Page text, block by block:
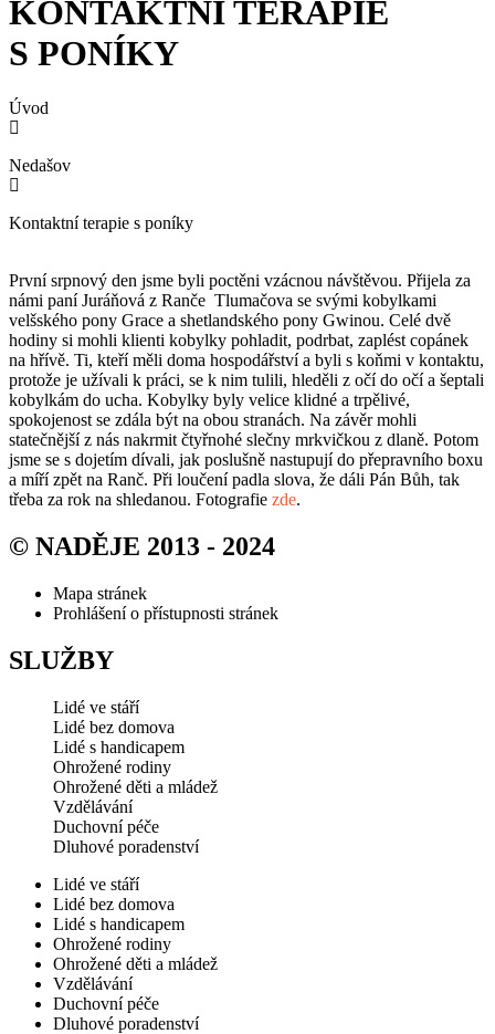
KONTAKTNÍ TERAPIE
S PONÍKY
Úvod
Nedašov
Kontaktní terapie s poníky
První srpnový den jsme byli poctěni vzácnou návštěvou. Přijela za
námi paní Juráňová z Ranče Tlumačova se svými kobylkami
velšského pony Grace a shetlandského pony Gwinou. Celé dvě
hodiny si mohli klienti kobylky pohladit, podrbat, zaplést copánek
na hřívě. Ti, kteří měli doma hospodářství a byli s koňmi v kontaktu,
protože je užívali k práci, se k nim tulili, hleděli z očí do očí a šeptali
kobylkám do ucha. Kobylky byly velice klidné a trpělivé,
spokojenost se zdála být na obou stranách. Na závěr mohli
statečnější z nás nakrmit čtyřnohé slečny mrkvičkou z dlaně. Potom
jsme se s dojetím dívali, jak poslušně nastupují do přepravního boxu
a míří zpět na Ranč. Při loučení padla slova, že dáli Pán Bůh, tak
třeba za rok na shledanou. Fotografie zde.
© NADĚJE 2013 - 2024
Mapa stránek
Prohlášení o přístupnosti stránek
SLUŽBY
Lidé ve stáří
Lidé bez domova
Lidé s handicapem
Ohrožené rodiny
Ohrožené děti a mládež
Vzdělávání
Duchovní péče
Dluhové poradenství
Lidé ve stáří
Lidé bez domova
Lidé s handicapem
Ohrožené rodiny
Ohrožené děti a mládež
Vzdělávání
Duchovní péče
Dluhové poradenství